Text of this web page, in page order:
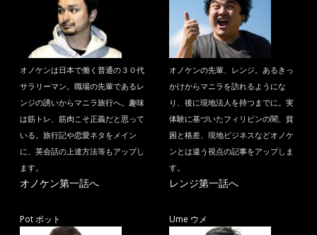
オノケンは日本で働く普通の３０代
サラリーマン。職場の先輩であるレ
ンジの誘いからマニラ旅行へ。趣味
は筋トレ、筋肉こそ正義だと思って
いる。旅行記や恋愛ネタをメイン
に、英会話の上達方法等もアップし
ます。
オノケン第一話へ
オノケンの先輩、レンジ。あるきっ
かけからマニラを訪れるようにな
り、後に現地法人を持つまでに。実
体験に基づいたフィリピンの闇、貧
困と格差、現地ビジネスなどオノケ
ンとは違う視点の記事をアップしま
す。
レンジ第一話へ
Pot ポット Ume ウメ